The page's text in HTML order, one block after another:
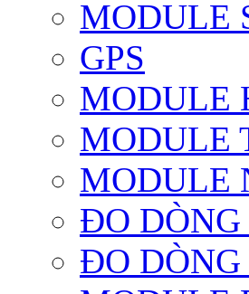
MODULE
GPS
MODULE
MODULE
MODULE
ĐO
ĐO